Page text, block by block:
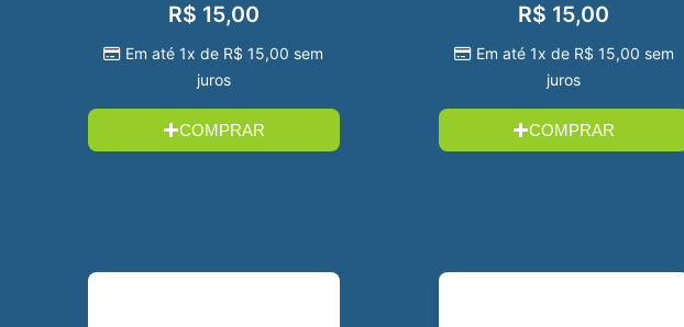
R$ 15,00
Em até 1x de R$ 15,00 sem
juros
COMPRAR
R$ 15,00
Em até 1x de R$ 15,00 sem
juros
COMPRAR